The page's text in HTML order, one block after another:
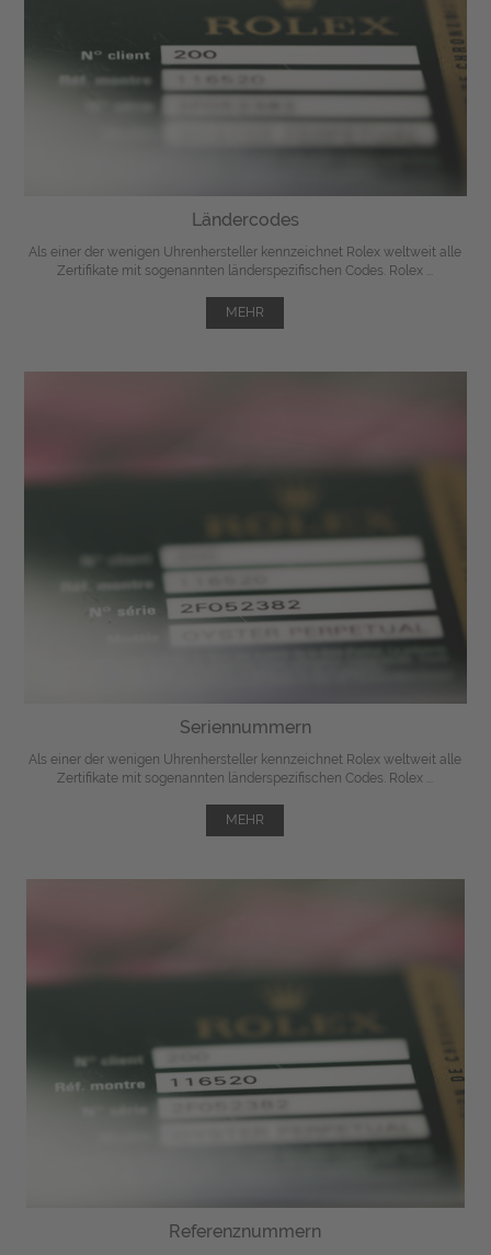
Ländercodes
Als einer der wenigen Uhrenhersteller kennzeichnet Rolex weltweit alle
Zertifikate mit sogenannten länderspezifischen Codes. Rolex ...
MEHR
Seriennummern
Als einer der wenigen Uhrenhersteller kennzeichnet Rolex weltweit alle
Zertifikate mit sogenannten länderspezifischen Codes. Rolex ...
MEHR
Referenznummern